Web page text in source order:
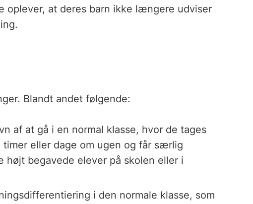
oplever, at deres barn ikke længere udviser
Blandt andet følgende:
af at gå i en normal klasse, hvor de tages
eller dage om ugen og får særlig
højt begavede elever på skolen eller i
i den normale klasse, som